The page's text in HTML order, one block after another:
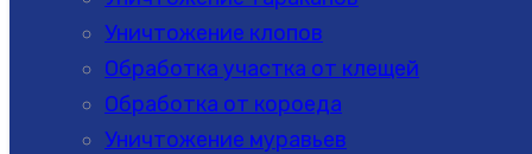
Уничтожение клопов
Обработка участка от клещей
Обработка от короеда
Уничтожение муравьев